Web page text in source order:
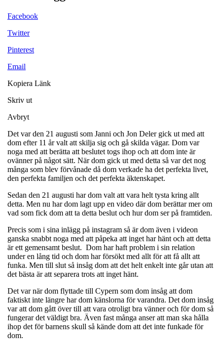
Facebook
Twitter
Pinterest
Email
Kopiera Länk
Skriv ut
Avbryt
Det var den 21 augusti som Janni och Jon Deler gick ut med att
dom efter 11 år valt att skilja sig och gå skilda vägar. Dom var
noga med att berätta att beslutet togs ihop och att dom inte är
ovänner på något sätt. När dom gick ut med detta så var det nog
många som blev förvånade då dom verkade ha det perfekta livet,
den perfekta familjen och det perfekta äktenskapet.
Sedan den 21 augusti har dom valt att vara helt tysta kring allt
detta. Men nu har dom lagt upp en video där dom berättar mer om
vad som fick dom att ta detta beslut och hur dom ser på framtiden.
Precis som i sina inlägg på instagram så är dom även i videon
ganska snabbt noga med att påpeka att inget har hänt och att detta
är ett gemensamt beslut. Dom har haft problem i sin relation
under en lång tid och dom har försökt med allt för att få allt att
funka. Men till slut så insåg dom att det helt enkelt inte går utan att
det bästa är att separera trots att inget hänt.
Det var när dom flyttade till Cypern som dom insåg att dom
faktiskt inte längre har dom känslorna för varandra. Det dom insåg
var att dom gått över till att vara otroligt bra vänner och för dom så
fungerar det väldigt bra. Även fast många anser att man ska hålla
ihop det för barnens skull så kände dom att det inte funkade för
dom.